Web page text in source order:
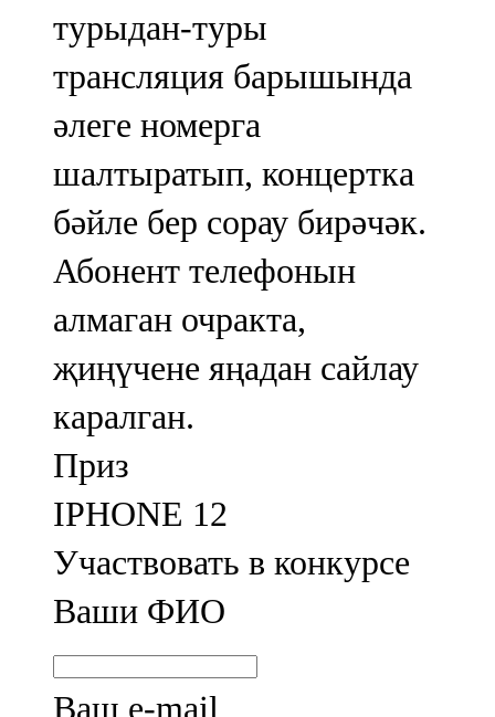
турыдан-туры
трансляция барышында
әлеге номерга
шалтыратып, концертка
бәйле бер сорау бирәчәк.
Абонент телефонын
алмаган очракта,
җиңүчене яңадан сайлау
каралган.
Приз
IPHONE 12
Участвовать в конкурсе
Ваши ФИО
Ваш e-mail